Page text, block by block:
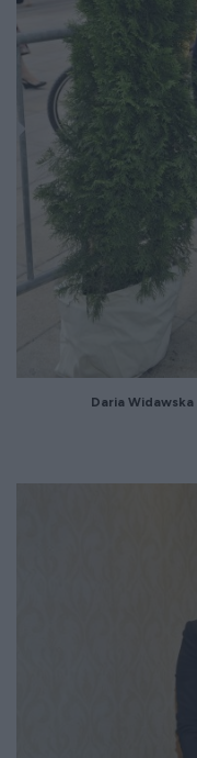
Daria Widawska